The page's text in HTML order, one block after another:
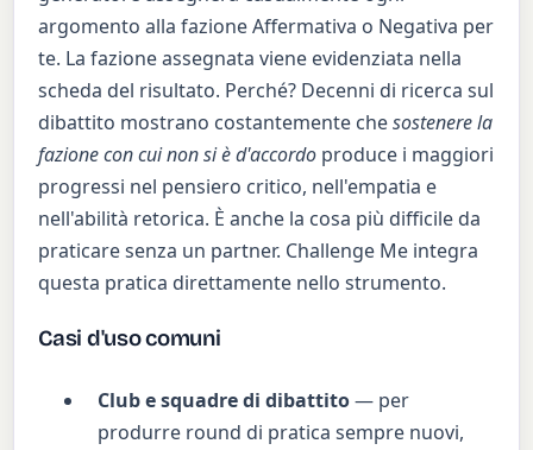
argomento alla fazione Affermativa o Negativa per
te. La fazione assegnata viene evidenziata nella
scheda del risultato. Perché? Decenni di ricerca sul
dibattito mostrano costantemente chesostenere la
fazione con cui non si è d'accordo produce i maggiori
progressi nel pensiero critico, nell'empatia e
nell'abilità retorica. È anche la cosa più difficile da
praticare senza un partner. Challenge Me integra
questa pratica direttamente nello strumento.
Casi d'uso comuni
Club e squadre di dibattito— per
produrre round di pratica sempre nuovi,